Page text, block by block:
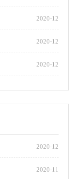
2020-12
2020-12
2020-12
2020-12
2020-11